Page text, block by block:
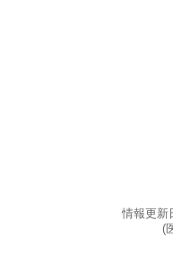
情報更新
(